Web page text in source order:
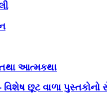
આત્મકથા
છૂટ વાળા પુસ્તકોનો